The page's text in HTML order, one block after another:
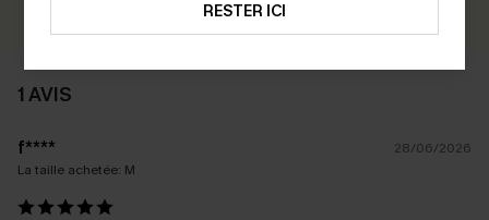
1 AVIS
f****
28/06/2026
La taille achetée: M
RESTER ICI